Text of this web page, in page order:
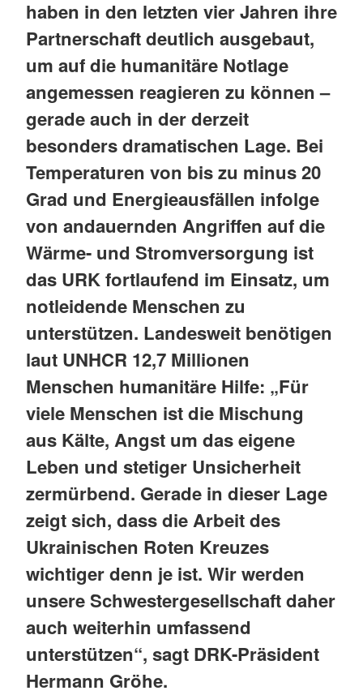
haben in den letzten vier Jahren ihre
Partnerschaft deutlich ausgebaut,
um auf die humanitäre Notlage
angemessen reagieren zu können –
gerade auch in der derzeit
besonders dramatischen Lage. Bei
Temperaturen von bis zu minus 20
Grad und Energieausfällen infolge
von andauernden Angriffen auf die
Wärme- und Stromversorgung ist
das URK fortlaufend im Einsatz, um
notleidende Menschen zu
unterstützen. Landesweit benötigen
laut UNHCR 12,7 Millionen
Menschen humanitäre Hilfe: „Für
viele Menschen ist die Mischung
aus Kälte, Angst um das eigene
Leben und stetiger Unsicherheit
zermürbend. Gerade in dieser Lage
zeigt sich, dass die Arbeit des
Ukrainischen Roten Kreuzes
wichtiger denn je ist. Wir werden
unsere Schwestergesellschaft daher
auch weiterhin umfassend
unterstützen“, sagt DRK-Präsident
Hermann Gröhe.